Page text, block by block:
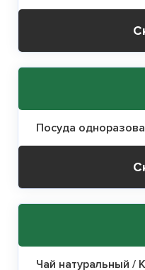
Посуда
Чай натуральный /